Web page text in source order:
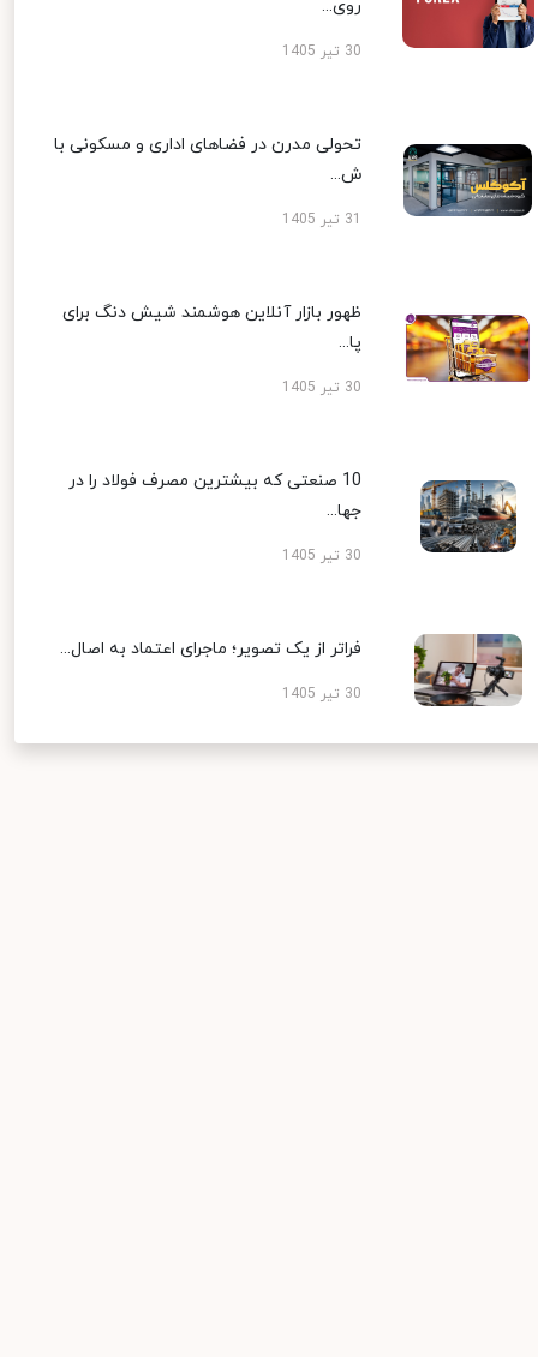
روی...
30 تیر 1405
تحولی مدرن در فضاهای اداری و مسکونی با
ش...
ظهور بازار آنلاین هوشمند شیش دنگ برای
پا...
30 تیر 1405
10 صنعتی که بیشترین مصرف فولاد را در
جها...
30 تیر 1405
فراتر از یک تصویر؛ ماجرای اعتماد به اصال...
30 تیر 1405